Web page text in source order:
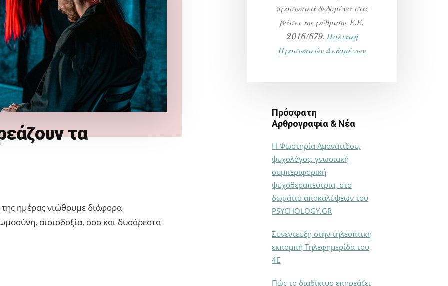
τα
της ημέρας νιώθουμε διάφορα
αισιοδοξία, όσο και δυσάρεστα
προσωπικά δεδομένα σας
βάσει της ρύθμισης Ε.Ε.
2016/679. Πολιτική
Προσωπικών Δεδομένων
Πρόσφατη
Αρθρογραφία & Νέα
Η Φωστηρία Αμανατίδου,
ψυχολόγος, γνωσιακή
συμπεριφορική
ψυχοθεραπεύτρια, στο
δωμάτιο αποκαλύψεων του
PSYCHOLOGY.GR
Συνέντευξη στην τηλεοπτική
εκπομπή Τηλεφημερίδα του
4Ε
Πώς το διαδίκτυο επηρεάζει